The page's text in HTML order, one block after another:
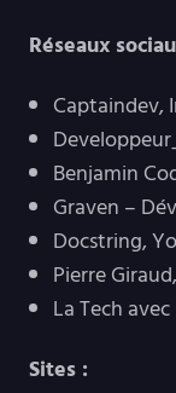
Réseaux
Captaindev,
Benjamin
Graven –
Docstring,
Pierre
La Tech
Sites :